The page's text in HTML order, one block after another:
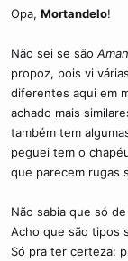
Opa, Mortandelo!
Não sei se são
propoz, pois vi
diferentes aqui em
achado mais
também tem
peguei tem o
que parecem rugas
Não sabia que só
Acho que são tipos
Só pra ter certeza: